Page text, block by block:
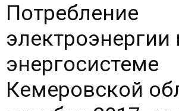
Потребление
электроэнергии
энергосистеме
Кемеровской